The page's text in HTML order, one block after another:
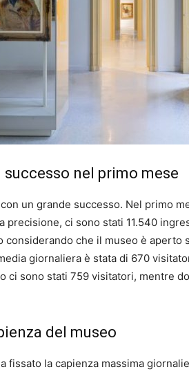
nel primo mese
un grande successo. Nel primo
precisione, ci sono stati 11.540
considerando che il museo è aperto
giornaliera è stata di 670
ci sono stati 759 visitatori, mentre
del museo
fissato la capienza massima